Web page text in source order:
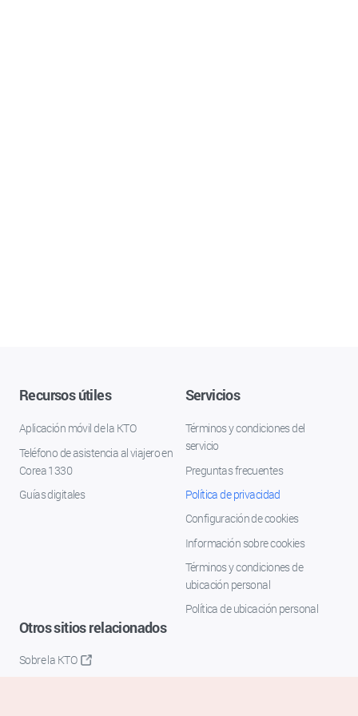
Recursos útiles
Aplicación móvil de la KTO
Teléfono de asistencia al viajero en
Corea 1330
Guías digitales
Servicios
Términos y condiciones del
servicio
Preguntas frecuentes
Política de privacidad
Configuración de cookies
Información sobre cookies
Términos y condiciones de
ubicación personal
Política de ubicación personal
Otros sitios relacionados
Sobre la KTO